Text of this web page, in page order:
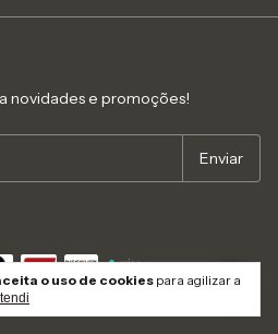
o uso de cookies para agilizar a
novidades e promoções!